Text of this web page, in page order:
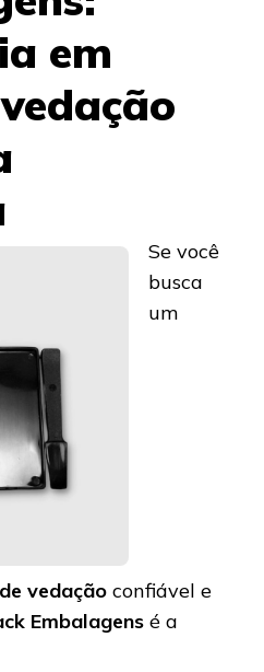
em
Se você
busca
um
vedação confiável e
Embalagens é a